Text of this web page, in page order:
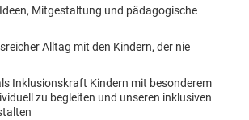
Mitgestaltung und pädagogische
Alltag mit den Kindern, der nie
Inklusionskraft Kindern mit besonderem
zu begleiten und unseren inklusiven